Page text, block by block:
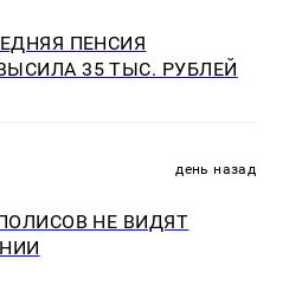
ПЕНСИЯ
35 ТЫС. РУБЛЕЙ
день назад
НЕ ВИДЯТ